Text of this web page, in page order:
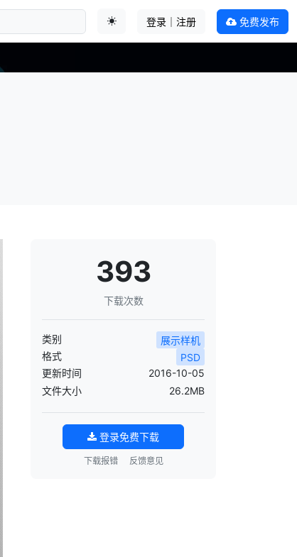
登录｜注册 免费发布
393
下载次数
类别
展示样机
格式
PSD
更新时间
2016-10-05
文件大小
26.2MB
登录免费下载
下载报错 反馈意见